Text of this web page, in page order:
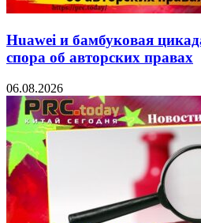
Huawei и бамбуковая
спора об авторских правах
06.08.2026